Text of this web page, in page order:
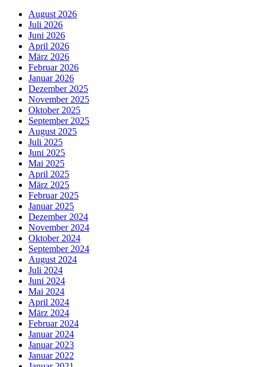
August 2026
Juli 2026
Juni 2026
April 2026
März 2026
Februar 2026
Januar 2026
Dezember 2025
November 2025
Oktober 2025
September 2025
August 2025
Juli 2025
Juni 2025
Mai 2025
April 2025
März 2025
Februar 2025
Januar 2025
Dezember 2024
November 2024
Oktober 2024
September 2024
August 2024
Juli 2024
Juni 2024
Mai 2024
April 2024
März 2024
Februar 2024
Januar 2024
Januar 2023
Januar 2022